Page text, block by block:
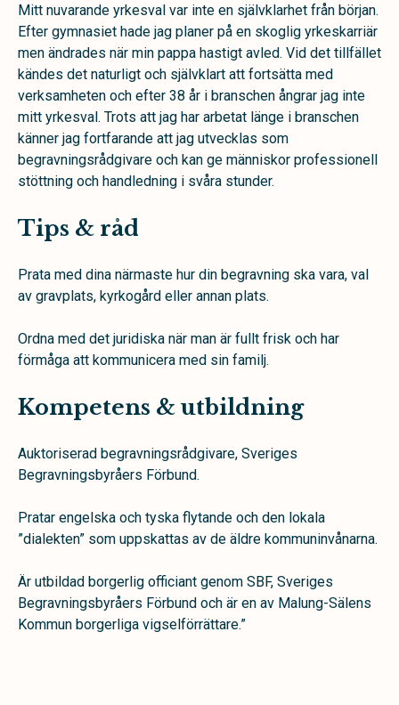
Mitt nuvarande yrkesval var inte en självklarhet från början.
Efter gymnasiet hade jag planer på en skoglig yrkeskarriär
men ändrades när min pappa hastigt avled. Vid det tillfället
kändes det naturligt och självklart att fortsätta med
verksamheten och efter 38 år i branschen ångrar jag inte
mitt yrkesval. Trots att jag har arbetat länge i branschen
känner jag fortfarande att jag utvecklas som
begravningsrådgivare och kan ge människor professionell
stöttning och handledning i svåra stunder.
Tips & råd
Prata med dina närmaste hur din begravning ska vara, val
av gravplats, kyrkogård eller annan plats.
Ordna med det juridiska när man är fullt frisk och har
förmåga att kommunicera med sin familj.
Kompetens & utbildning
Auktoriserad begravningsrådgivare, Sveriges
Begravningsbyråers Förbund.
Pratar engelska och tyska flytande och den lokala
”dialekten” som uppskattas av de äldre kommuninvånarna.
Är utbildad borgerlig officiant genom SBF, Sveriges
Begravningsbyråers Förbund och är en av Malung-Sälens
Kommun borgerliga vigselförrättare.”